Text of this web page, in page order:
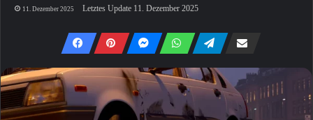
11. Dezember 2025 Letztes Update 11. Dezember 2025